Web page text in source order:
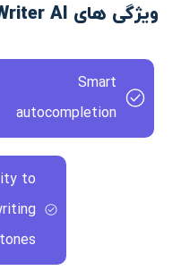
ویژگی های CoWriter AI
Smart
autocompletion
to
tones